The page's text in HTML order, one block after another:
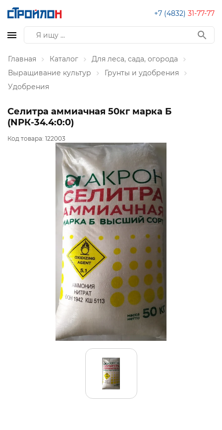
+7 (4832) 31-77-77
Главная Каталог
Для леса, сада, огорода
Выращивание культур
Грунты и удобрения
Удобрения
Селитра аммиачная 50кг марка Б
(NРК-34.4:0:0)
Код товара: 122003